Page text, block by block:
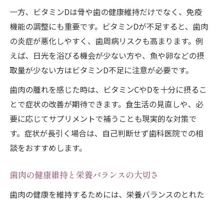
一方、ビタミンDは骨や歯の健康維持だけでなく、免疫
機能の調整にも重要です。ビタミンDが不足すると、歯肉
の炎症が悪化しやすく、歯周病リスクも高まります。例
えば、日光を浴びる機会が少ない方や、魚や卵などの摂
取量が少ない方はビタミンD不足に注意が必要です。
歯肉の腫れを感じた時は、ビタミンCやDを十分に摂るこ
とで症状の改善が期待できます。食生活の見直しや、必
要に応じてサプリメントで補うことも現実的な対策で
す。症状が長引く場合は、自己判断せず歯科医院での相
談をおすすめします。
歯肉の健康維持と栄養バランスの大切さ
歯肉の健康を維持するためには、栄養バランスのとれた